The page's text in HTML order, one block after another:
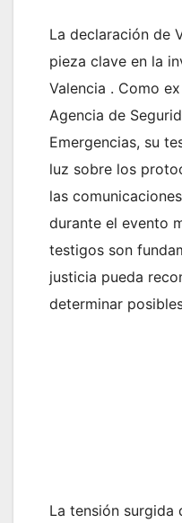
La declaración de
pieza clave en la
Valencia . Como
Agencia de
Emergencias, su
luz sobre los
las
durante el evento
testigos son
justicia pueda
determinar
La tensión surgida